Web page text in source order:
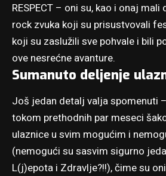
RESPECT – oni su, kao i onaj
rock zvuka koji su prisustvovali
koji su zaslužili sve pohvale i bili
ove nesrećne avanture.
Sumanuto deljenje
Još jedan detalj valja spomenuti
tokom prethodnih par meseci
ulaznice u svim mogućim i
(nemogući su sasvim sigurno
L(j)epota i Zdravlje?!!), čime su